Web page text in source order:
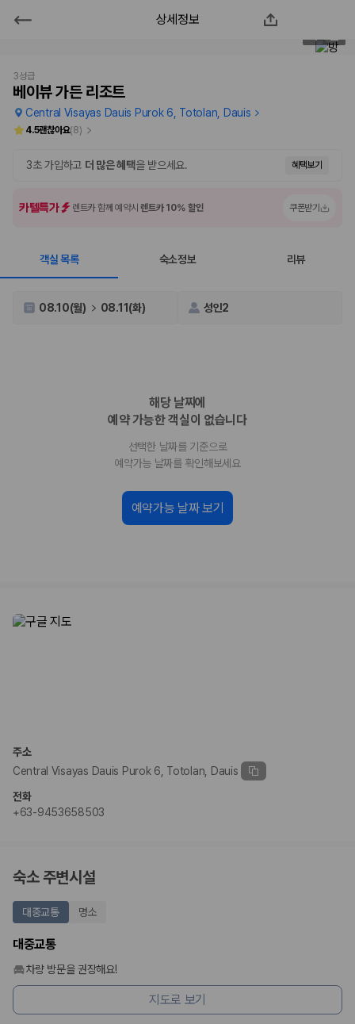
베이뷰 가든 리조트
2000만 이용고객이 선택한 제주 렌트카 가격비교 플랫폼
제주렌트카 가격비교는 카모아에서 한 번에
제주도 렌트카는 업체마다 차량 가격, 보험 조건, 면책금, 보상 한도, 인수
장소, 취소 규정이 다릅니다. 카모아는 여러 제주 렌트카 업체의 조건을 한
경차, 소형, 준중형, 중형, SUV, 승합차 등 여행
인원에 맞는 차종별 가격을 비교합니다.
제주공항 인수 조건 비교: 셔틀 이동, 인수 위치, 반납 편의성을 함께
비교 후 원하는 차량을 바로 예약할 수 있습니다.
제주렌트카 실시간 가격비교 바로가기
제주렌트카 최저가는 차량 기본요금만으로 판단하기 어렵습니다. 보험 포
수준을 선택할 수 있습니다.
3. 제주공항 접근성과 셔틀 조건을 함께 확인하세요
제주 렌트카는 차량 인수 위치와 셔틀 편의성에 따라 실제 이용 만족도가
제주도 렌트카 차종별 가격비교
경차·소형차
혼자 또는 2인 여행에 적합하며 제주 렌트카 최저가를 찾는 사용자
가 가장 먼저 비교하는 차종입니다.
준중형·중형차
커플·친구 여행에서 많이 선택되며 가격과 승차감의 균형이 좋은 차
종입니다.
가족 여행, 짐이 많은 여행, 장거리 이동에 적합하며 보험 조건과 차
상세정보
3성급
베이뷰 가든 리조트
Central Visayas Dauis Purok 6, Totolan, Dauis
4.5괜찮아요(8)
3초 가입하고 더 많은 혜택을 받으세요. 혜택보기
카텔특가 렌트카 함께 예약시렌트카 10% 할인 쿠폰받기
객실 목록 숙소정보 리뷰
08.10(월) 08.11(화) 성인2
해당 날짜에
예약 가능한 객실이 없습니다
선택한 날짜를 기준으로
예약가능 날짜를 확인해보세요
예약가능 날짜 보기
주소
Central Visayas Dauis Purok 6, Totolan, Dauis
전화
+63-9453658503
숙소 주변시설
대중교통 명소
대중교통
차량 방문을 권장해요!
지도로 보기